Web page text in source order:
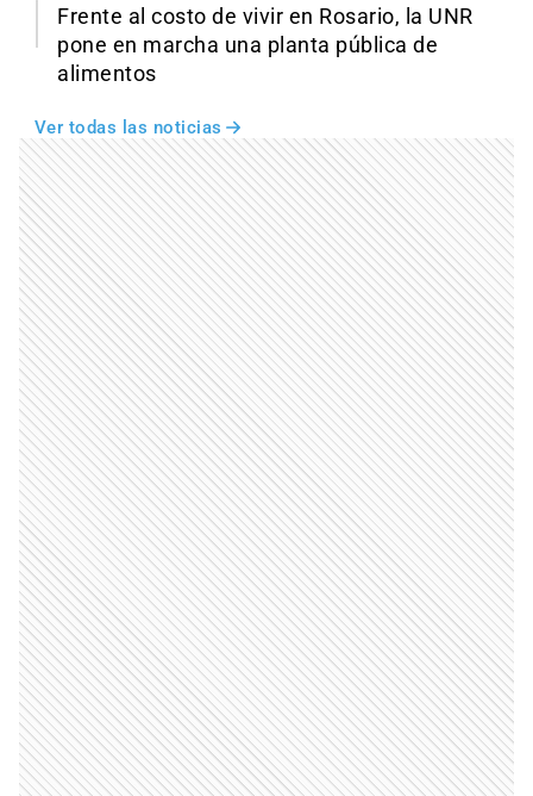
Frente al costo de vivir en Rosario, la UNR
pone en marcha una planta pública de
alimentos
Ver todas las noticias